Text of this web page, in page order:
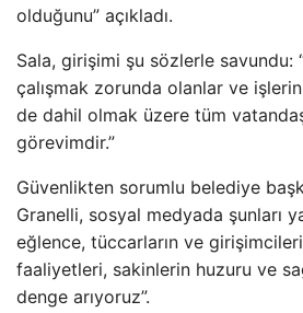
olduğunu” açıkladı.
Sala, girişimi şu sözlerle savundu:
çalışmak zorunda olanlar ve
de dahil olmak üzere tüm
görevimdir.”
Güvenlikten sorumlu belediye
Granelli, sosyal medyada şunları
eğlence, tüccarların ve
faaliyetleri, sakinlerin huzuru ve
denge arıyoruz”.